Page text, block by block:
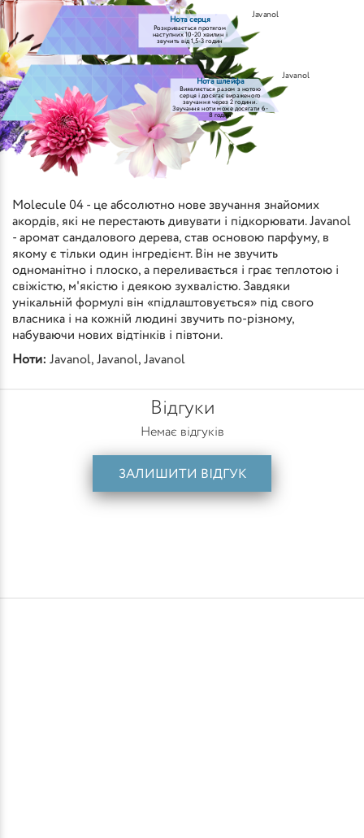
Нота серця
Розкривається протягом
наступних 10-20 хвилин і
звучить від 1,5-3 годин
Javanol
Нота шлейфа
Виявляється разом з нотою
серця і досягає вираженого
звучання через 2 години.
Звучання ноти може досягати 6-
8 годин
Javanol
Molecule 04 - це абсолютно нове звучання знайомих
акордів, які не перестають дивувати і підкорювати. Javanol
- аромат сандалового дерева, став основою парфуму, в
якому є тільки один інгредієнт. Він не звучить
одноманітно і плоско, а переливається і грає теплотою і
свіжістю, м'якістю і деякою зухвалістю. Завдяки
унікальній формулі він «підлаштовується» під свого
власника і на кожній людині звучить по-різному,
набуваючи нових відтінків і півтони.
Ноти: Javanol, Javanol, Javanol
Відгуки
Немає відгуків
ЗАЛИШИТИ ВІДГУК